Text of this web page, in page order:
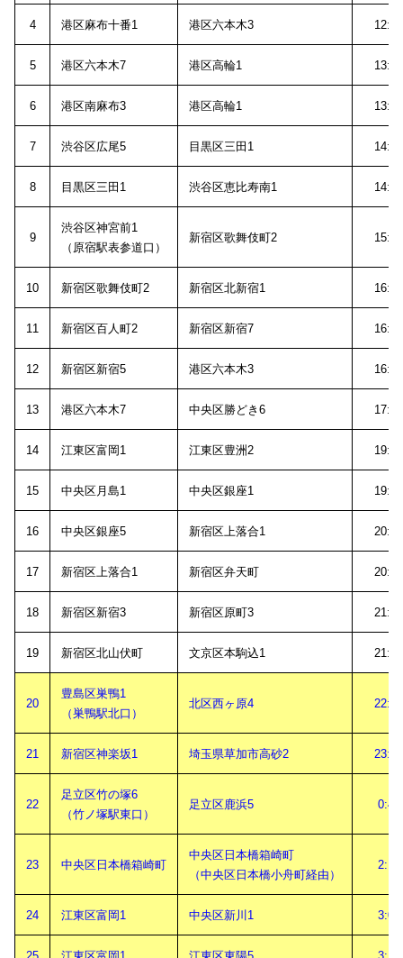
4 港区麻布十番1 港区六本木3 12:52
5 港区六本木7 港区高輪1 13:19
6 港区南麻布3 港区高輪1 13:43
7 渋谷区広尾5 目黒区三田1 14:06
8 目黒区三田1 渋谷区恵比寿南1 14:19
9
渋谷区神宮前1
（原宿駅表参道口）
新宿区歌舞伎町2 15:53
10 新宿区歌舞伎町2 新宿区北新宿1 16:06
11 新宿区百人町2 新宿区新宿7 16:14
12 新宿区新宿5 港区六本木3 16:25
13 港区六本木7 中央区勝どき6 17:05
14 江東区富岡1 江東区豊洲2 19:23
15 中央区月島1 中央区銀座1 19:44
16 中央区銀座5 新宿区上落合1 20:01
17 新宿区上落合1 新宿区弁天町 20:33
18 新宿区新宿3 新宿区原町3 21:20
19 新宿区北山伏町 文京区本駒込1 21:32
20
豊島区巣鴨1
（巣鴨駅北口）
北区西ヶ原4 22:33
21 新宿区神楽坂1 埼玉県草加市高砂2 23:23
22
足立区竹の塚6
（竹ノ塚駅東口）
足立区鹿浜5 0:40
23 中央区日本橋箱崎町
中央区日本橋箱崎町
（中央区日本橋小舟町経由）
2:16
24 江東区富岡1 中央区新川1 3:00